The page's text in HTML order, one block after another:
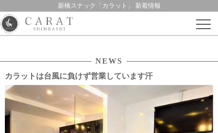
新橋スナック「カラット」 新着情報
Skip
NEWS
カラットは台風に負けず営業しています汗